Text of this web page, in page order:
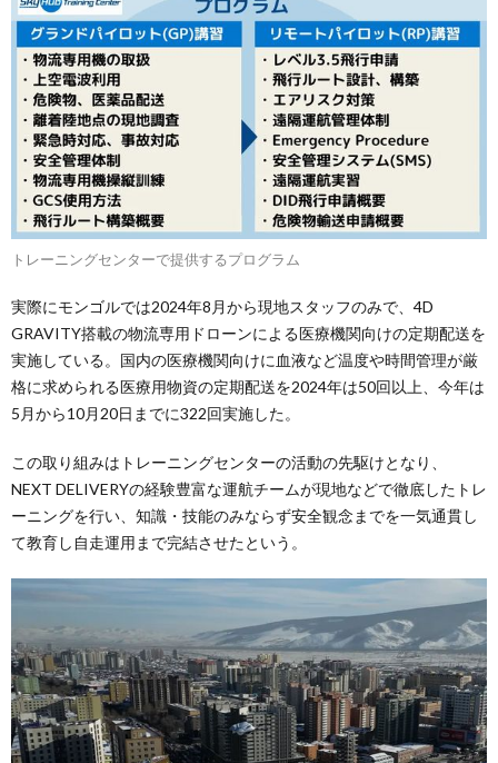
トレーニングセンターで提供するプログラム
実際にモンゴルでは2024年8月から現地スタッフのみで、4D
GRAVITY搭載の物流専用ドローンによる医療機関向けの定期配送を
実施している。国内の医療機関向けに血液など温度や時間管理が厳
格に求められる医療用物資の定期配送を2024年は50回以上、今年は
5月から10月20日までに322回実施した。
この取り組みはトレーニングセンターの活動の先駆けとなり、
NEXT DELIVERYの経験豊富な運航チームが現地などで徹底したトレ
ーニングを行い、知識・技能のみならず安全観念までを一気通貫し
て教育し自走運用まで完結させたという。